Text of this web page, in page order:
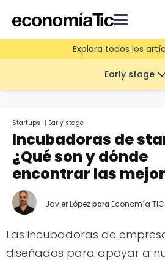
Explora todos los
Early stage
Startups | Early stage
Incubadoras de
¿Qué son y dónde
encontrar las
Javier Lópezpara Economía TIC
Las incubadoras de
diseñados para apoyar a